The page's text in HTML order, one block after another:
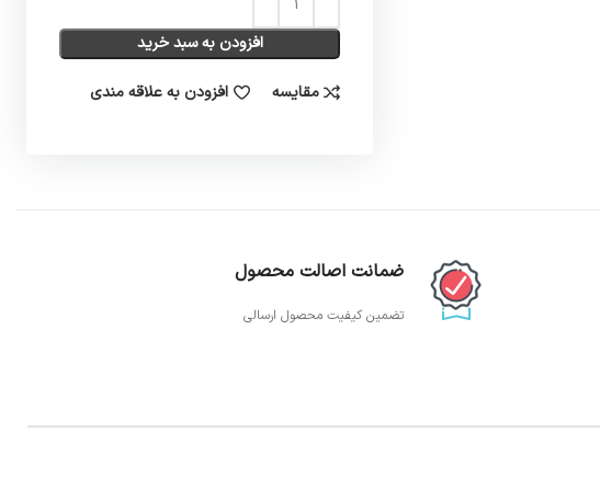
افزودن به سبد خرید
مقایسه افزودن به علاقه مندی
ضمانت اصالت محصول
تضمین کیفیت محصول ارسالی